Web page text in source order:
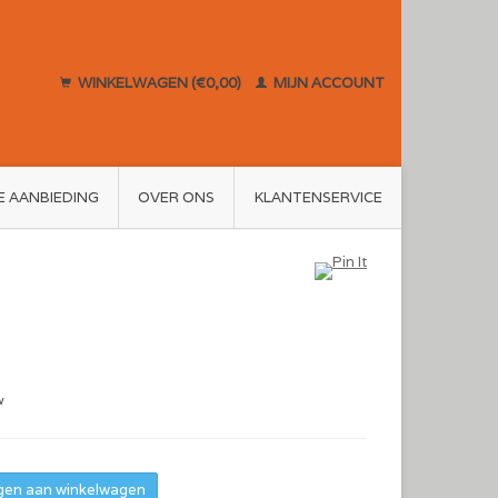
WINKELWAGEN (€0,00) MIJN ACCOUNT
AANBIEDING OVER ONS KLANTENSERVICE
aan winkelwagen